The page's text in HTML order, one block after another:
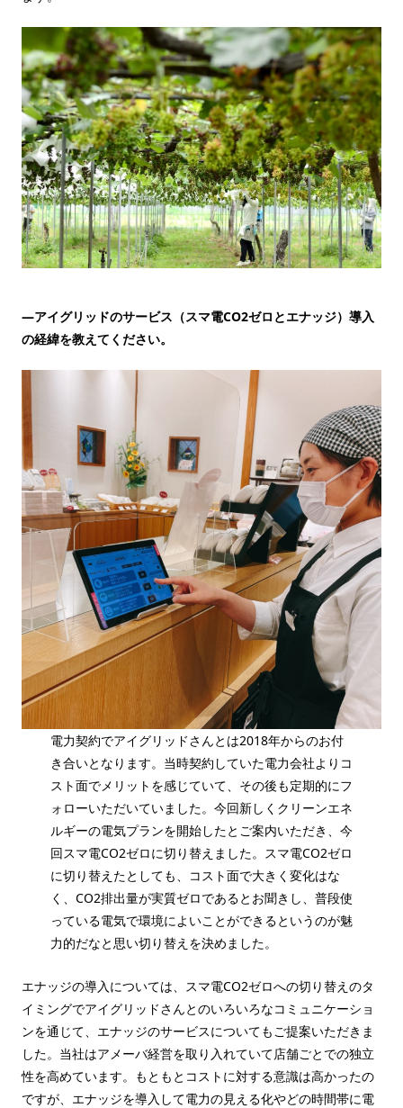
—アイグリッドのサービス（スマ電CO2ゼロとエナッジ）導入
の経緯を教えてください。
電力契約でアイグリッドさんとは2018年からのお付
き合いとなります。当時契約していた電力会社よりコ
スト面でメリットを感じていて、その後も定期的にフ
ォローいただいていました。今回新しくクリーンエネ
ルギーの電気プランを開始したとご案内いただき、今
回スマ電CO2ゼロに切り替えました。スマ電CO2ゼロ
に切り替えたとしても、コスト面で大きく変化はな
く、CO2排出量が実質ゼロであるとお聞きし、普段使
っている電気で環境によいことができるというのが魅
力的だなと思い切り替えを決めました。
エナッジの導入については、スマ電CO2ゼロへの切り替えのタ
イミングでアイグリッドさんとのいろいろなコミュニケーショ
ンを通じて、エナッジのサービスについてもご提案いただきま
した。当社はアメーバ経営を取り入れていて店舗ごとでの独立
性を高めています。もともとコストに対する意識は高かったの
ですが、エナッジを導入して電力の見える化やどの時間帯に電